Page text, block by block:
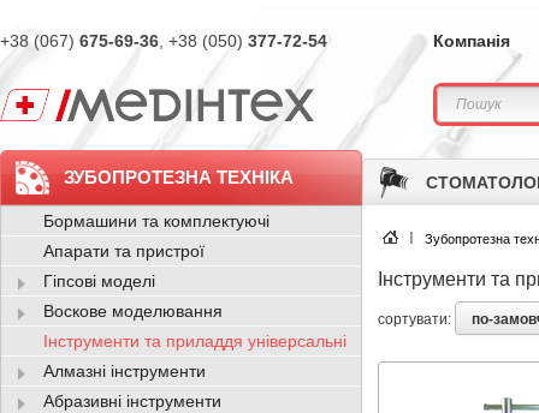
Компанія
+38 (067) 675-69-36 , +38 (050) 377-72-54
Зубопротезна
Інструменти та
сортувати: по-
ЗУБОПРОТЕЗНА ТЕХНІКА
Бормашини та комплектуючі
Апарати та пристрої
Гіпсові моделі
Воскове моделювання
Інструменти та приладдя універсальні
Алмазні інструменти
Абразивні інструменти